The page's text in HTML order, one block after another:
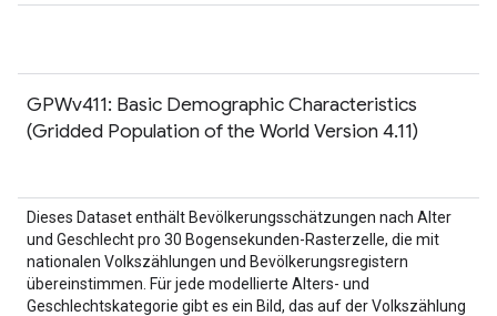
GPWv411: Basic Demographic Characteristics
(Gridded Population of the World Version 4.11)
Dieses Dataset enthält Bevölkerungsschätzungen nach Alter
und Geschlecht pro 30 Bogensekunden-Rasterzelle, die mit
nationalen Volkszählungen und Bevölkerungsregistern
übereinstimmen. Für jede modellierte Alters- und
Geschlechtskategorie gibt es ein Bild, das auf der Volkszählung